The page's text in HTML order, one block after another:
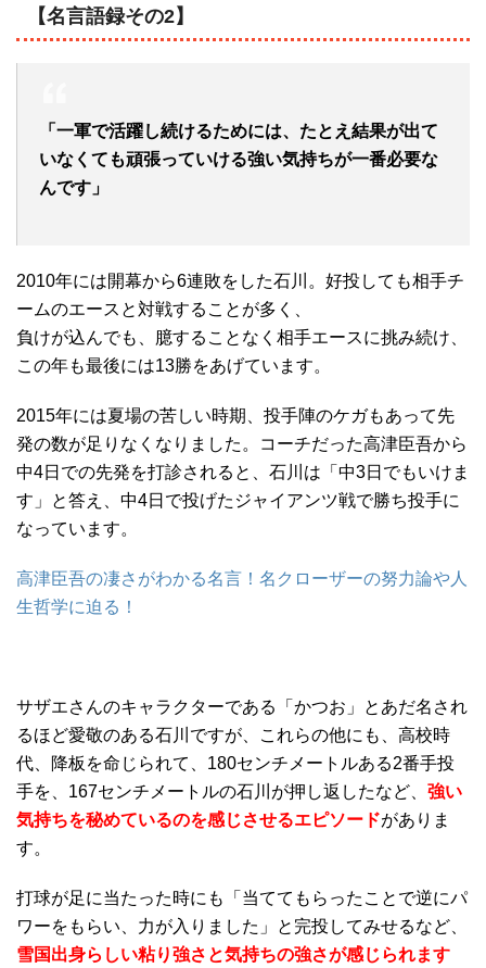
【名言語録その2】
「一軍で活躍し続けるためには、たとえ結果が出て
いなくても頑張っていける強い気持ちが一番必要な
んです」
2010年には開幕から6連敗をした石川。好投しても相手チ
ームのエースと対戦することが多く、
負けが込んでも、臆することなく相手エースに挑み続け、
この年も最後には13勝をあげています。
2015年には夏場の苦しい時期、投手陣のケガもあって先
発の数が足りなくなりました。コーチだった高津臣吾から
中4日での先発を打診されると、石川は「中3日でもいけま
す」と答え、中4日で投げたジャイアンツ戦で勝ち投手に
なっています。
高津臣吾の凄さがわかる名言！名クローザーの努力論や人
生哲学に迫る！
サザエさんのキャラクターである「かつお」とあだ名され
るほど愛敬のある石川ですが、これらの他にも、高校時
代、降板を命じられて、180センチメートルある2番手投
手を、167センチメートルの石川が押し返したなど、 強い
気持ちを秘めているのを感じさせるエピソードがありま
す。
打球が足に当たった時にも「当ててもらったことで逆にパ
ワーをもらい、力が入りました」と完投してみせるなど、
雪国出身らしい粘り強さと気持ちの強さが感じられます